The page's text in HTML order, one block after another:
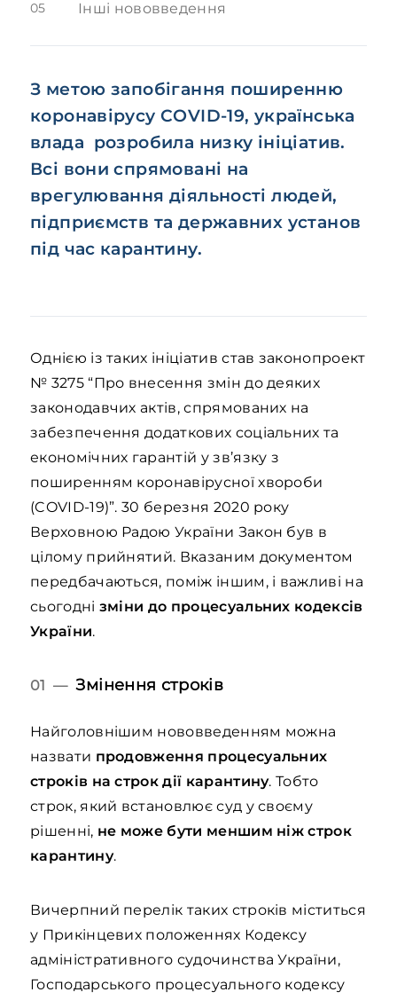
05 Інші нововведення
З метою запобігання поширенню
коронавірусу COVID-19, українська
влада розробила низку ініціатив.
Всі вони спрямовані на
врегулювання діяльності людей,
підприємств та державних установ
під час карантину.
Однією із таких ініціатив став законопроект
№ 3275 “Про внесення змін до деяких
законодавчих актів, спрямованих на
забезпечення додаткових соціальних та
економічних гарантій у зв’язку з
поширенням коронавірусної хвороби
(COVID-19)”. 30 березня 2020 року
Верховною Радою України Закон був в
цілому прийнятий. Вказаним документом
передбачаються, поміж іншим, і важливі на
сьогодні зміни до процесуальних кодексів
України.
01 —Змінення строків
Найголовнішим нововведенням можна
назвати продовження процесуальних
строків на строк дії карантину. Тобто
строк, який встановлює суд у своєму
рішенні, не може бути меншим ніж строк
карантину.
Вичерпний перелік таких строків міститься
у Прикінцевих положеннях Кодексу
адміністративного судочинства України,
Господарського процесуального кодексу